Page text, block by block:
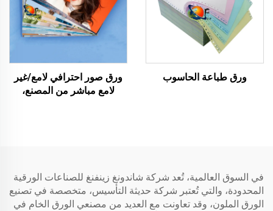
ورق طباعة الحاسوب
ورق صور احترافي لامع/غير
لامع مباشر من المصنع،
في السوق العالمية، تُعد شركة شاندونغ زينفنغ للصناعات الورقية
المحدودة، والتي تُعتبر شركة حديثة التأسيس، متخصصة في تصنيع
الورق الملون، وقد تعاونت مع العديد من مصنعي الورق الخام في